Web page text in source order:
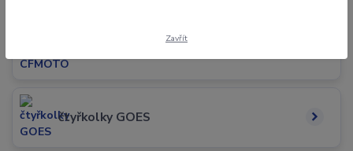
čtyřkolky GOES
Zavřít